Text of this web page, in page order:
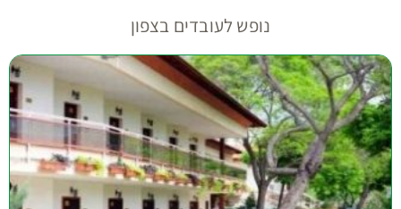
נופש לעובדים בצפון